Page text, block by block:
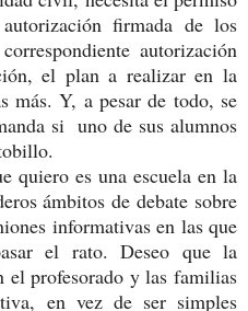
firmada de los
autorización
el plan a realizar en la
más. Y, a pesar de todo, se
si uno de sus alumnos
es una escuela en la
ámbitos de debate sobre
informativas en las que
el rato. Deseo que la
el profesorado y las familias
en vez de ser simples